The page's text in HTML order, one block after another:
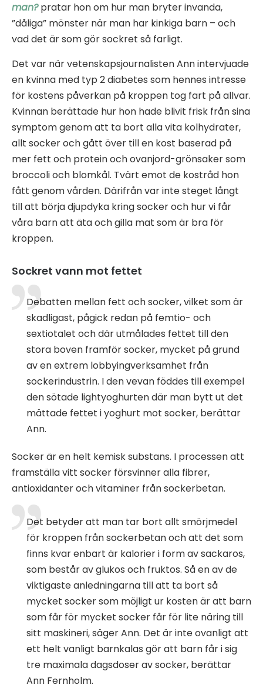
man?pratar hon om hur man bryter invanda,
”dåliga” mönster när man har kinkiga barn – och
vad det är som gör sockret så farligt.
Det var när vetenskapsjournalisten Ann intervjuade
en kvinna med typ 2 diabetes som hennes intresse
för kostens påverkan på kroppen tog fart på allvar.
Kvinnan berättade hur hon hade blivit frisk från sina
symptom genom att ta bort alla vita kolhydrater,
allt socker och gått över till en kost baserad på
mer fett och protein och ovanjord-grönsaker som
broccoli och blomkål. Tvärt emot de kostråd hon
fått genom vården. Därifrån var inte steget långt
till att börja djupdyka kring socker och hur vi får
våra barn att äta och gilla mat som är bra för
kroppen.
Sockret vann mot fettet
Debatten mellan fett och socker, vilket som är
skadligast, pågick redan på femtio- och
sextiotalet och där utmålades fettet till den
stora boven framför socker, mycket på grund
av en extrem lobbyingverksamhet från
sockerindustrin. I den vevan föddes till exempel
den sötade lightyoghurten där man bytt ut det
mättade fettet i yoghurt mot socker, berättar
Ann.
Socker är en helt kemisk substans. I processen att
framställa vitt socker försvinner alla fibrer,
antioxidanter och vitaminer från sockerbetan.
Det betyder att man tar bort allt smörjmedel
för kroppen från sockerbetan och att det som
finns kvar enbart är kalorier i form av sackaros,
som består av glukos och fruktos. Så en av de
viktigaste anledningarna till att ta bort så
mycket socker som möjligt ur kosten är att barn
som får för mycket socker får för lite näring till
sitt maskineri, säger Ann. Det är inte ovanligt att
ett helt vanligt barnkalas gör att barn får i sig
tre maximala dagsdoser av socker, berättar
Ann Fernholm.